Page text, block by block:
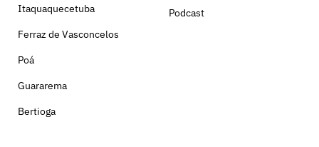
Itaquaquecetuba
Ferraz de Vasconcelos
Poá
Guararema
Bertioga
Podcast